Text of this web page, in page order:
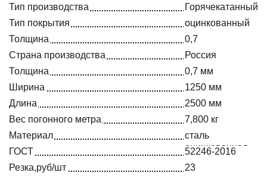
Тип производства
Горячекатанный
Тип покрытия
оцинкованный
Толщина
0,7
Страна производства
Россия
Толщина
0,7 мм
Ширина
1250 мм
Длина
2500 мм
Вес погонного метра
7,800 кг
Материал
сталь
оцинкованная
ГОСТ
52246-2016
Резка,руб/шт
23